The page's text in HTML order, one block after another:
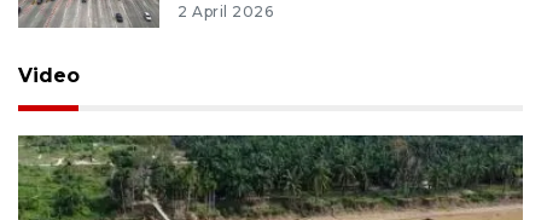
2 April 2026
Video